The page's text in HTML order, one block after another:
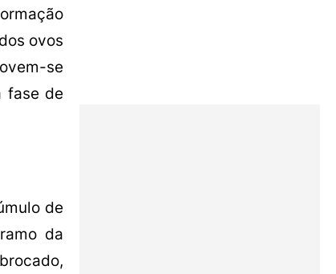
ovos
se
fase de
de
da